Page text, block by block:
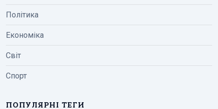
Політика
Економіка
Світ
Спорт
ПОПУЛЯРНІ ТЕГИ